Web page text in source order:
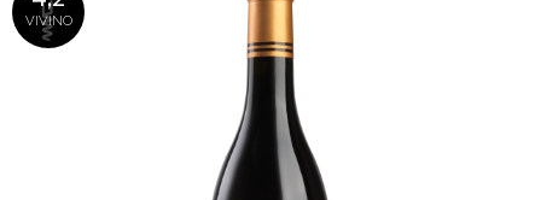
VIVINO